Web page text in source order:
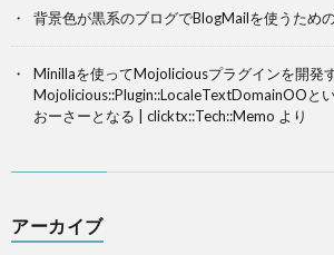
背景色が黒系のブログでBlogMailを使うため
Minillaを使ってMojoliciousプラグインを開発
Mojolicious::Plugin::LocaleTextDomainOOと
おーさーとなる | clicktx::Tech::Memo より
アーカイブ